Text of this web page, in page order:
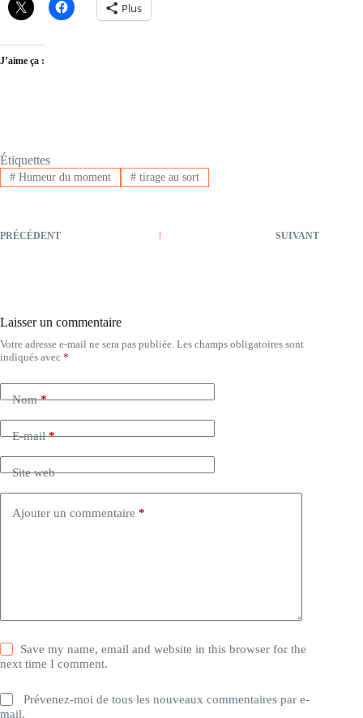
Plus
J’aime ça :
Étiquettes
#Humeur du moment #tirage au sort
PRÉCÉDENT SUIVANT
Laisser un commentaire
Votre adresse e-mail ne sera pas publiée. Les champs obligatoires sont
indiqués avec *
Nom*
E-mail*
Site web
Ajouter un commentaire *
Save my name, email and website in this browser for the
next time I comment.
Prévenez-moi de tous les nouveaux commentaires par e-
mail.